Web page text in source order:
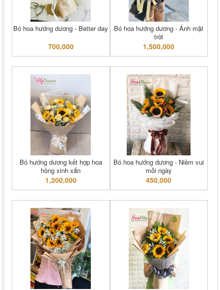
Bó hoa hướng dương - Better day
700,000
Bó hoa hướng dương - Ánh mặt
trời
1,500,000
Bó hướng dương kết hợp hoa
hồng xinh xắn
1,200,000
Bó hoa hướng dương - Niềm vui
mỗi ngày
450,000